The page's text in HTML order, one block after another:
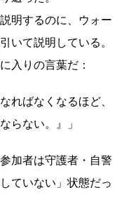
明するのに、ウォー
いて説明している。
入りの言葉だ：
ればなくなるほど、
らない。』」
加者は守護者・自警
ていない」状態だっ